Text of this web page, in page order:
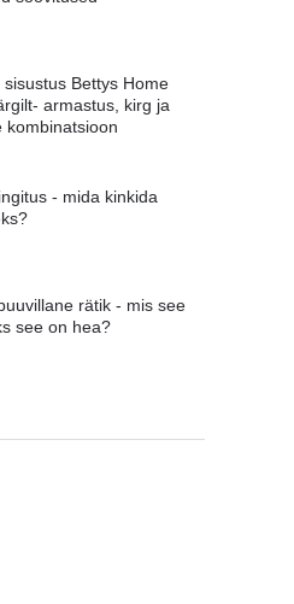
sisustus Bettys Home
armastus, kirg ja
kombinatsioon
- mida kinkida
rätik - mis see
see on hea?